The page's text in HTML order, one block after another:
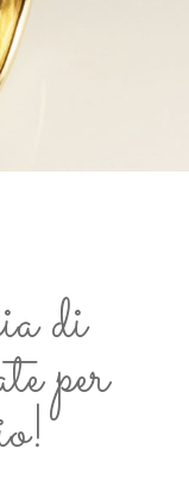
di
per